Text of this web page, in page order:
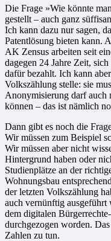
Die Frage »Wie könnte
gestellt – auch ganz
Ich kann dazu nur sagen,
Patentlösung bieten kann.
AK Zensus arbeiten seit
dagegen 24 Jahre Zeit,
dafür bezahlt. Ich kann
Volkszählung stelle: sie
Anonymisierung darf auch
können – das ist nämlich
Dann gibt es noch die
Wir müssen zum Beispiel
Wir müssen aber nicht
Hintergrund haben oder
Studienplätze an der
Wohnungsbau
der letzten Volkszählung
auch vernünftig ausgeführt
dem digitalen
durchgezogen worden.
Zahlen zu tun.